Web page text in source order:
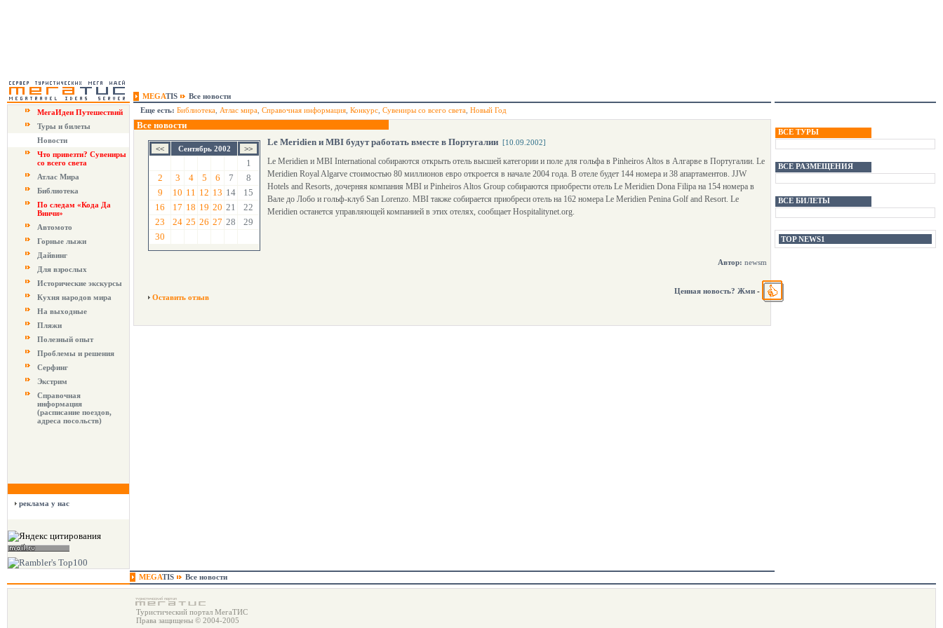
MEGATIS
Все новости
МегаИдеи Путешествий
Туры и билеты
Новости
Что привезти? Сувениры
со всего света
Атлас Мира
Библиотека
По следам «Кода Да
Винчи»
Автомото
Горные лыжи
Дайвинг
Для взрослых
Исторические экскурсы
Кухня народов мира
На выходные
Пляжи
Полезный опыт
Проблемы и решения
Серфинг
Экстрим
Справочная
информация
(расписание поездов,
адреса посольств)
реклама у нас
Еще есть: Библиотека Атлас мира Справочная информация Конкурс Сувениры со всего света Новый Год
Все новости
Сентябрь 2002
1
2
3 4 5 6 7
8
9
10 11 12 13 14
15
16
17 18 19 20 21
22
23
24 25 26 27 28
29
30
Le Meridien и MBI будут работать вместе в Португалии [10.09.2002]
Le Meridien и MBI International собираются открыть отель высшей категории и поле для гольфа в Pinheiros Altos в Алгарве в Португалии. Le
Meridien Royal Algarve стоимостью 80 миллионов евро откроется в начале 2004 года. В отеле будет 144 номера и 38 апартаментов. JJW
Hotels and Resorts, дочерняя компания MBI и Pinheiros Altos Group собираются приобрести отель Le Meridien Dona Filipa на 154 номера в
Вале до Лобо и гольф-клуб San Lorenzo. MBI также собирается приобреси отель на 162 номера Le Meridien Penina Golf and Resort. Le
Meridien останется управляющей компанией в этих отелях, сообщает Hospitalitynet.org.
Автор: newsm
Оставить отзыв
Ценная новость? Жми -
ВСЕ ТУРЫ
ВСЕ РАЗМЕЩЕНИЯ
ВСЕ БИЛЕТЫ
TOP NEWS1
MEGATIS Все новости
Туристический портал МегаТИС
Права защищены © 2004-2005